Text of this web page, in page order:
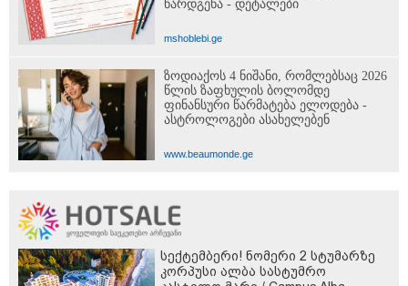
წარდგენა - დეტალები
mshoblebi.ge
ზოდიაქოს 4 ნიშანი, რომლებსაც 2026
წლის ზაფხულის ბოლომდე
ფინანსური წარმატება ელოდება -
ასტროლოგები ასახელებენ
www.beaumonde.ge
სექტემბერი! ნომერი 2 სტუმარზე
კორპუსი ალბა სასტუმრო